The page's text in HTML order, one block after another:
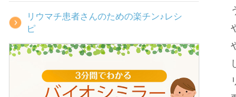
リウマチ患者さんのための楽チン♪レシ
ピ